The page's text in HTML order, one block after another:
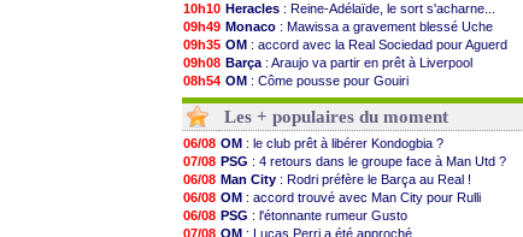
10h10 Heracles : Reine-Adélaïde, le sort s'acharne...
09h49 Monaco : Mawissa a gravement blessé Uche
09h35 OM : accord avec la Real Sociedad pour Aguerd
09h08 Barça : Araujo va partir en prêt à Liverpool
08h54 OM : Côme pousse pour Gouiri
08h32 Man Utd: le groupe pour défier le PSG
07/08
L3: Caen premier leader
07/08 OM: Højbjerg, son agent maintient le suspense
07/08 OM : Gouiri évoque son avenir
07/08 Leipzig: le transfert d'Asllani tombe à l'eau
07/08 L3: 1ère utilisation du Football Video Support
07/08 OM : Benatia envoie une pique à Longoria
07/08 Villarreal: Al-Ahli veut Pape Gueye
Les + populaires du moment
06/08 OM : le club prêt à libérer Kondogbia ?
07/08 PSG : 4 retours dans le groupe face à Man Utd ?
06/08 Man City : Rodri préfère le Barça au Real !
06/08 OM : accord trouvé avec Man City pour Rulli
06/08 PSG : l'étonnante rumeur Gusto
07/08 OM : Lucas Perri a été approché